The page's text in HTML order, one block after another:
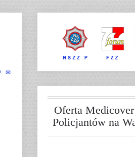
Oferta
Policjantów na